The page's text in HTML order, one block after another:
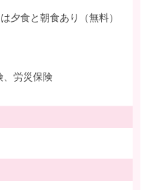
夕食と朝食あり（無料）
、労災保険